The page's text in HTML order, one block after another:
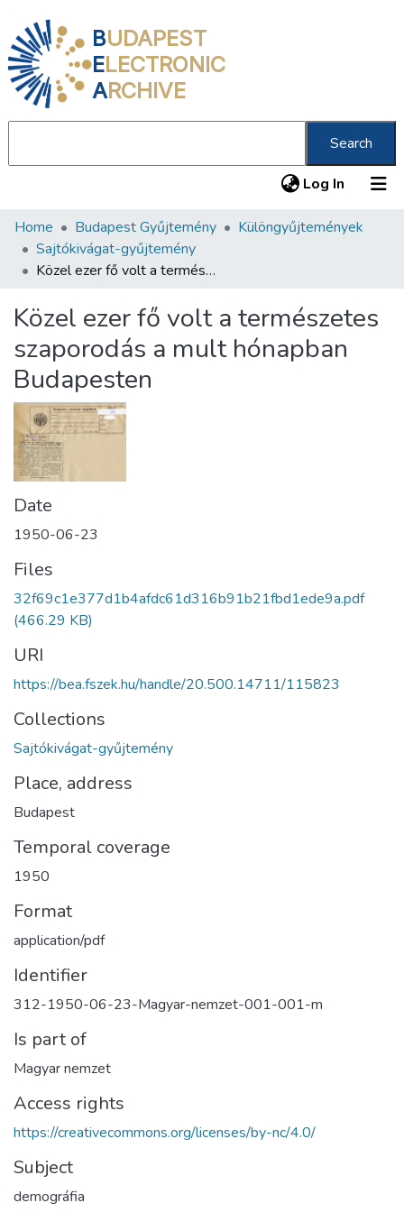
BUDAPEST
ELECTRONIC
ARCHIVE
Search
Log In (current)
Communities & Collections
All of DSpace
Home Budapest Gyűjtemény
Különgyűjtemények
Sajtókivágat-gyűjtemény
Közel ezer fő volt a természetes szaporodás a mult hónapban Budapesten
Közel ezer fő volt a természetes
szaporodás a mult hónapban
Budapesten
Date
1950-06-23
Files
32f69c1e377d1b4afdc61d316b91b21fbd1ede9a.pdf
(466.29 KB)
URI
https://bea.fszek.hu/handle/20.500.14711/115823
Collections
Sajtókivágat-gyűjtemény
Place, address
Budapest
Temporal coverage
1950
Format
application/pdf
Identifier
312-1950-06-23-Magyar-nemzet-001-001-m
Is part of
Magyar nemzet
Access rights
https://creativecommons.org/licenses/by-nc/4.0/
Subject
demográfia